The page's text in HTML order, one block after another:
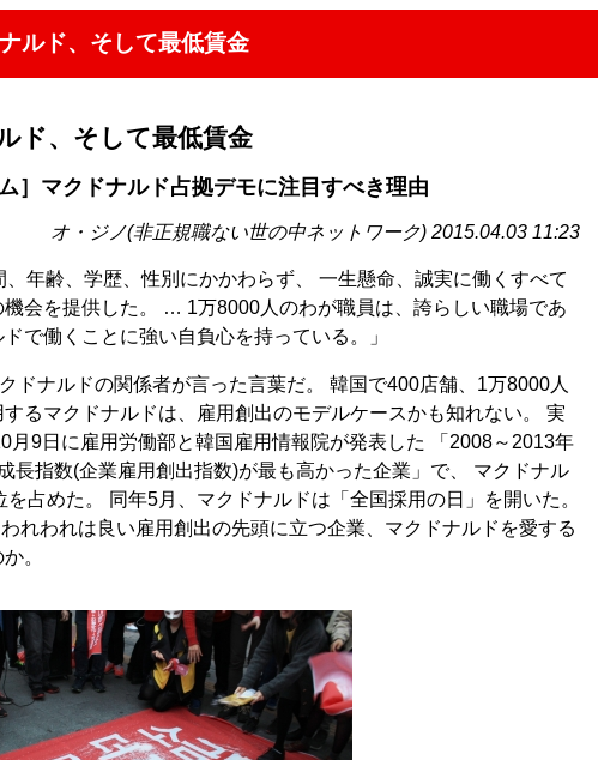
ルド、そして最低賃金
ド、そして最低賃金
ム］マクドナルド占拠デモに注目すべき理由
オ・ジノ(非正規職ない世の中ネットワーク) 2015.04.03 11:23
、年齢、学歴、性別にかかわらず、 一生懸命、誠実に働くすべて
機会を提供した。 … 1万8000人のわが職員は、誇らしい職場であ
で働くことに強い自負心を持っている。」
ドナルドの関係者が言った言葉だ。 韓国で400店舗、1万8000人
るマクドナルドは、雇用創出のモデルケースかも知れない。 実
月9日に雇用労働部と韓国雇用情報院が発表した 「2008～2013年
長指数(企業雇用創出指数)が最も高かった企業」で、 マクドナル
を占めた。 同年5月、マクドナルドは「全国採用の日」を開いた。
れわれは良い雇用創出の先頭に立つ企業、マクドナルドを愛する
。